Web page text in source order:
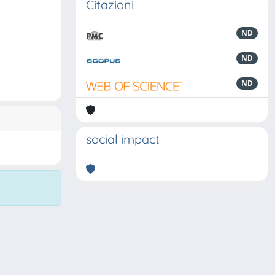
Citazioni
ND
ND
ND
social impact